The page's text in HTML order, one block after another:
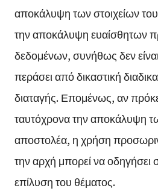
αποκάλυψη των στοιχείων
την αποκάλυψη ευαίσθητων
δεδομένων, συνήθως δεν
περάσει από δικαστική
διαταγής. Επομένως, αν
ταυτόχρονα την αποκάλυψη
αποστολέα, η χρήση
την αρχή μπορεί να οδηγήσει
επίλυση του θέματος.